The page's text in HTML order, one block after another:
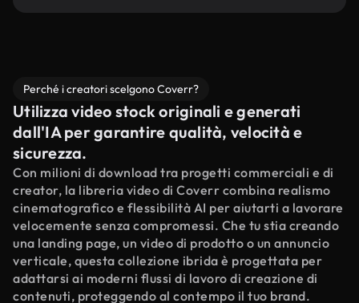
Perché i creatori scelgono Coverr?
Utilizza video stock originali e generati
dall'IA per garantire qualità, velocità e
sicurezza.
Con milioni di download tra progetti commerciali e di
creator, la libreria video di Coverr combina realismo
cinematografico e flessibilità AI per aiutarti a lavorare
velocemente senza compromessi. Che tu stia creando
una landing page, un video di prodotto o un annuncio
verticale, questa collezione ibrida è progettata per
adattarsi ai moderni flussi di lavoro di creazione di
contenuti, proteggendo al contempo il tuo brand.